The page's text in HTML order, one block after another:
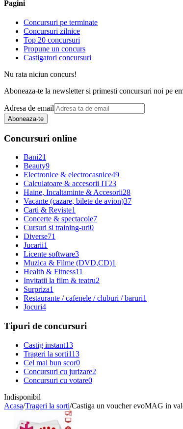
Pagini
Concursuri pe terminate
Concursuri zilnice
Top 20 concursuri
Propune un concurs
Castigatori concursuri
Nu rata niciun concurs!
Aboneaza-te la newsletter si primesti concursuri noi pe
Adresa de email
Aboneaza-te
Concursuri online
Bani21
Beauty9
Electronice & electrocasnice49
Calculatoare & accesorii IT23
Haine, Incaltaminte & Accesorii28
Vacante (cazare, bilete de avion)37
Carti & Reviste1
Concerte & spectacole7
Cursuri si training-uri0
Diverse71
Jucarii1
Licente software3
Muzica & Filme (DVD,CD)1
Health & Fitness11
Invitatii la film & teatru2
Surpriza1
Restaurante / cafenele / cluburi / baruri1
Jocuri4
Tipuri de concursuri
Castig instant13
Trageri la sorti113
Cel mai bun scor0
Concursuri cu jurizare2
Concursuri cu votare0
Indisponibil
Acasa/Trageri la sorti/Castiga un voucher evoMAG in